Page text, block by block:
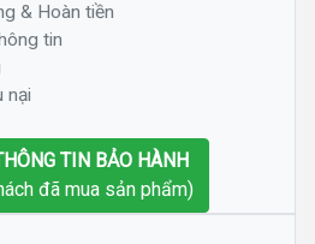
& Hoàn tiền
tin
nại
TIN BẢO HÀNH
đã mua sản phẩm)